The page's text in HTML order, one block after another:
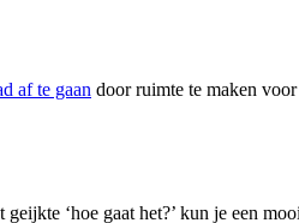
af te gaan door ruimte te maken
‘hoe gaat het?’ kun je een